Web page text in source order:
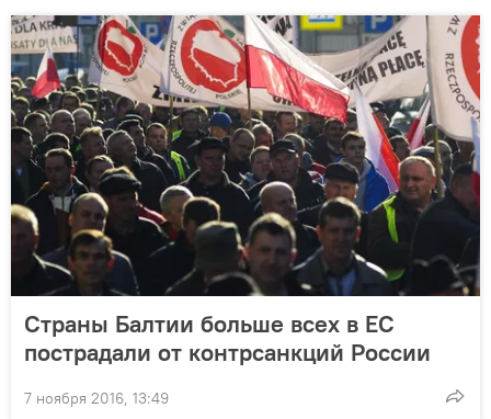
Страны Балтии больше всех в ЕС
пострадали от контрсанкций России
7 ноября 2016, 13:49